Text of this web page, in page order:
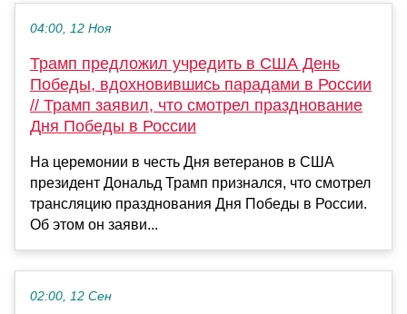
04:00, 12 Ноя
Трамп предложил учредить в США День
Победы, вдохновившись парадами в России
// Трамп заявил, что смотрел празднование
Дня Победы в России
На церемонии в честь Дня ветеранов в США
президент Дональд Трамп признался, что смотрел
трансляцию празднования Дня Победы в России.
Об этом он заяви...
02:00, 12 Сен